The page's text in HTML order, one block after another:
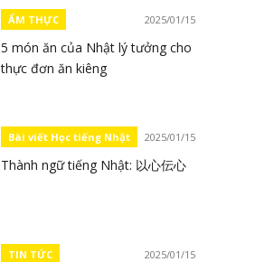
ẨM THỰC 2025/01/15
5 món ăn của Nhật lý tưởng cho
thực đơn ăn kiêng
Bài viết Học tiếng Nhật 2025/01/15
Thành ngữ tiếng Nhật: 以心伝心
TIN TỨC 2025/01/15